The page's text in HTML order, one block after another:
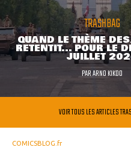
TRASHBAG
QUAND LE THÈME
RETENTIT... POUR LE
JUILLET
PARARNO KIKOO
VOIR TOUS LES ARTICLES
COMICSBLOG.fr